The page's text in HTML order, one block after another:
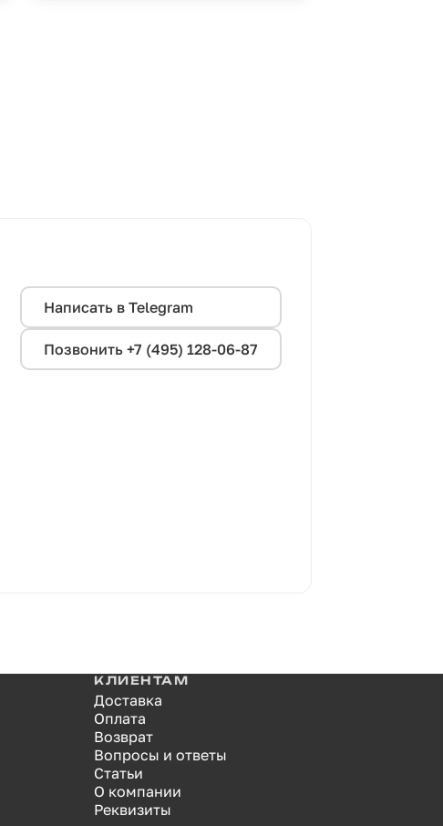
Написать в Telegram
Позвонить +7 (495) 128-06-87
КЛИЕНТАМ
Доставка
Оплата
Возврат
Вопросы и ответы
Статьи
О компании
Реквизиты